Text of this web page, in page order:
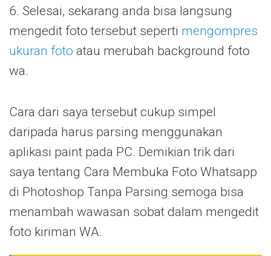
6. Selesai, sekarang anda bisa langsung
mengedit foto tersebut seperti mengompres
ukuran foto atau merubah background foto
wa.
Cara dari saya tersebut cukup simpel
daripada harus parsing menggunakan
aplikasi paint pada PC. Demikian trik dari
saya tentang Cara Membuka Foto Whatsapp
di Photoshop Tanpa Parsing semoga bisa
menambah wawasan sobat dalam mengedit
foto kiriman WA.